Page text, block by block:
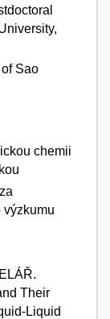
Sao
chemii
Their
Liquid